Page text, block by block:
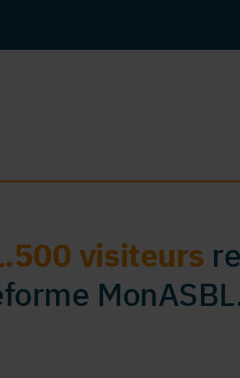
visiteurs